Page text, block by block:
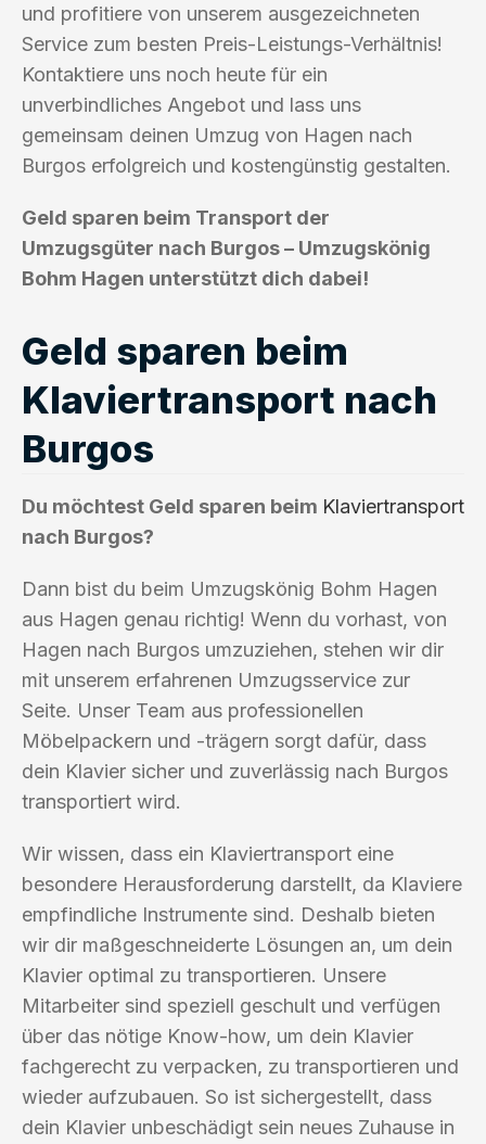
und profitiere von unserem ausgezeichneten
Service zum besten Preis-Leistungs-Verhältnis!
Kontaktiere uns noch heute für ein
unverbindliches Angebot und lass uns
gemeinsam deinen Umzug von Hagen nach
Burgos erfolgreich und kostengünstig gestalten.
Geld sparen beim Transport der
Umzugsgüter nach Burgos – Umzugskönig
Bohm Hagen unterstützt dich dabei!
Geld sparen beim
Klaviertransport nach
Burgos
Du möchtest Geld sparen beim Klaviertransport
nach Burgos?
Dann bist du beim Umzugskönig Bohm Hagen
aus Hagen genau richtig! Wenn du vorhast, von
Hagen nach Burgos umzuziehen, stehen wir dir
mit unserem erfahrenen Umzugsservice zur
Seite. Unser Team aus professionellen
Möbelpackern und -trägern sorgt dafür, dass
dein Klavier sicher und zuverlässig nach Burgos
transportiert wird.
Wir wissen, dass ein Klaviertransport eine
besondere Herausforderung darstellt, da Klaviere
empfindliche Instrumente sind. Deshalb bieten
wir dir maßgeschneiderte Lösungen an, um dein
Klavier optimal zu transportieren. Unsere
Mitarbeiter sind speziell geschult und verfügen
über das nötige Know-how, um dein Klavier
fachgerecht zu verpacken, zu transportieren und
wieder aufzubauen. So ist sichergestellt, dass
dein Klavier unbeschädigt sein neues Zuhause in